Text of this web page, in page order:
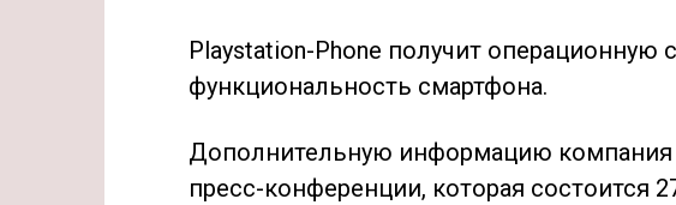
Playstation-Phone получит операционную
функциональность смартфона.
Дополнительную информацию компания
пресс-конференции, которая состоится